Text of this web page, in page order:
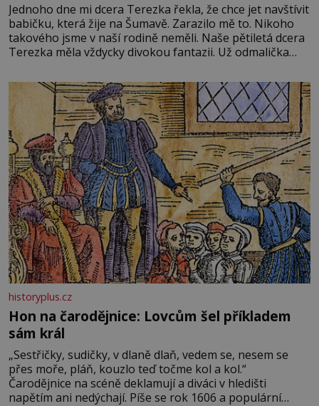
Jednoho dne mi dcera Terezka řekla, že chce jet navštívit
babičku, která žije na Šumavě. Zarazilo mě to. Nikoho
takového jsme v naší rodině neměli. Naše pětiletá dcera
Terezka měla vždycky divokou fantazii. Už odmalička
zdálo o jednorožcích, krásných princeznách, statečných
rytířích a létajících dracích.
historyplus.cz
Hon na čarodějnice: Lovcům šel příkladem
sám král
„Sestřičky, sudičky, v dlaně dlaň, vedem se, nesem se
přes moře, pláň, kouzlo teď točme kol a kol.“
Čarodějnice na scéně deklamují a diváci v hledišti
napětím ani nedýchají. Píše se rok 1606 a populární